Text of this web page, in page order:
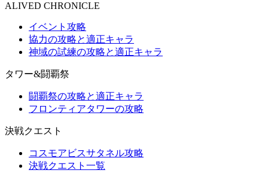
ALIVED CHRONICLE
イベント攻略
協力の攻略と適正キャラ
神域の試練の攻略と適正キャラ
タワー&闘覇祭
闘覇祭の攻略と適正キャラ
フロンティアタワーの攻略
決戦クエスト
コスモアビスサタネル攻略
決戦クエスト一覧